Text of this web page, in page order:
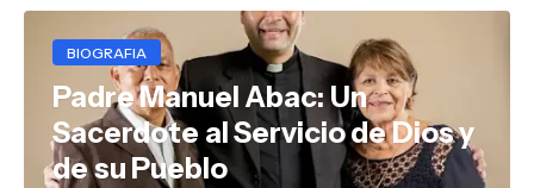
BIOGRAFIA
Padre Manuel Abac: Un
Sacerdote al Servicio de Dios y
de su Pueblo